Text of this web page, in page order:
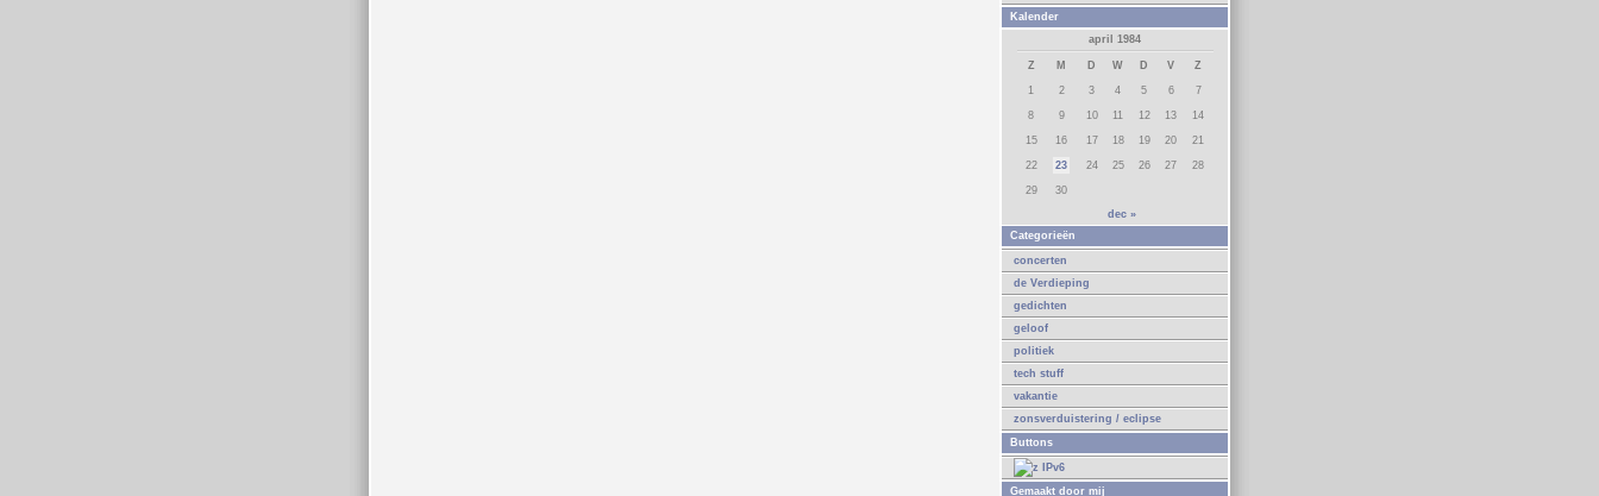
Kalender
april 1984
Z M D W D V Z
1 2 3 4 5 6 7
8 9 10 11 12 13 14
15 16 17 18 19 20 21
22 23 24 25 26 27 28
29
30
dec »
Categorieën
concerten
de Verdieping
gedichten
geloof
politiek
tech stuff
vakantie
zonsverduistering / eclipse
Buttons
Gemaakt door mij